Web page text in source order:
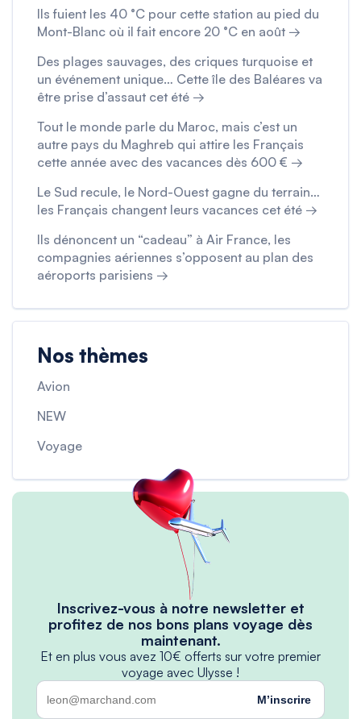
Ils fuient les 40 °C pour cette station au pied du
Mont-Blanc où il fait encore 20 °C en août →
Des plages sauvages, des criques turquoise et
un événement unique… Cette île des Baléares va
être prise d’assaut cet été →
Tout le monde parle du Maroc, mais c’est un
autre pays du Maghreb qui attire les Français
cette année avec des vacances dès 600 € →
Le Sud recule, le Nord-Ouest gagne du terrain…
les Français changent leurs vacances cet été →
Ils dénoncent un “cadeau” à Air France, les
compagnies aériennes s’opposent au plan des
aéroports parisiens →
Nos thèmes
Avion
NEW
Voyage
Inscrivez-vous à notre newsletter et
profitez de nos bons plans voyage dès
maintenant.
Et en plus vous avez 10€ offerts sur votre premier
voyage avec Ulysse !
M’inscrire